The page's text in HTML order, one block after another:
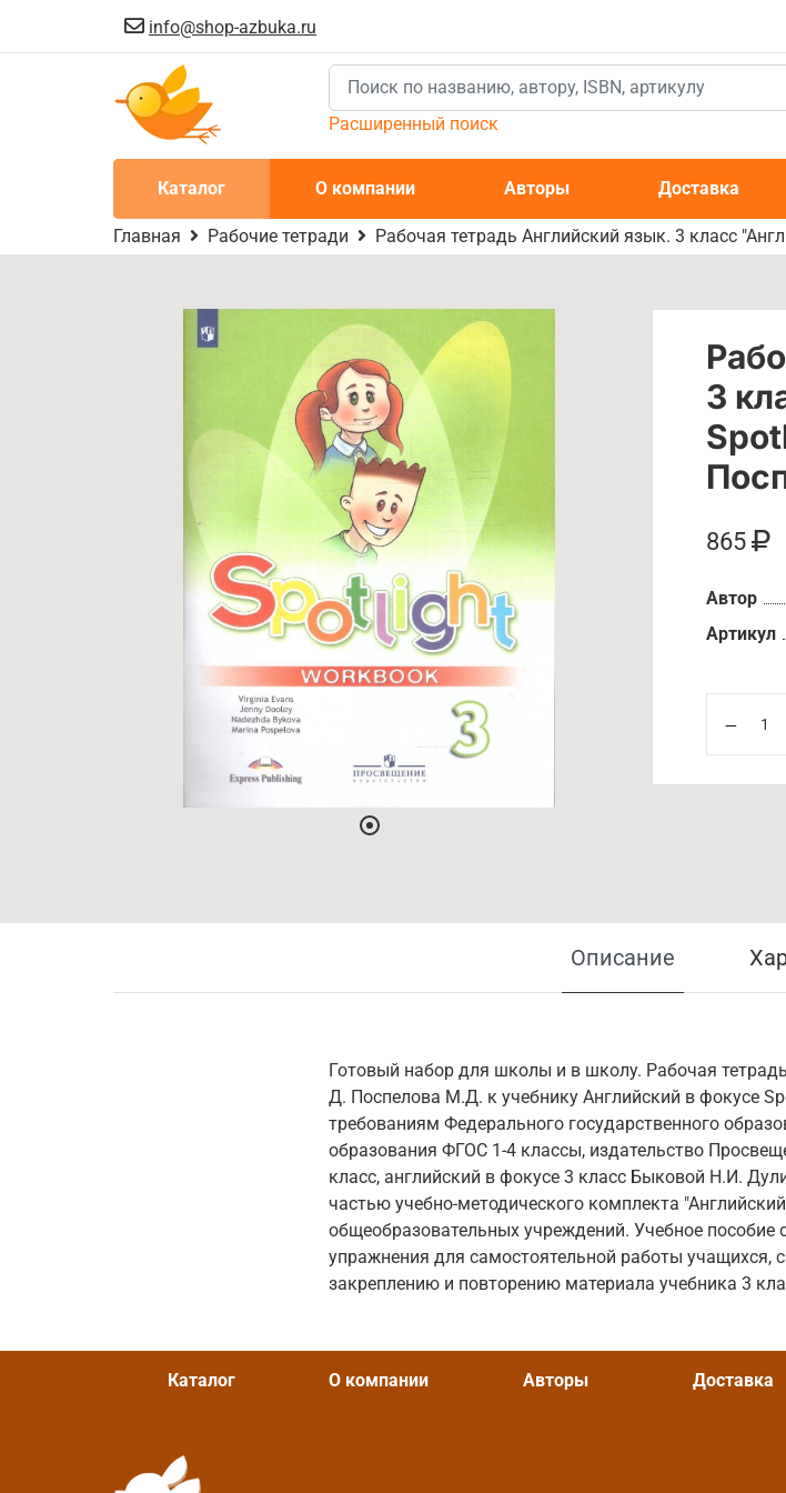
info@shop-azbuka.ru
Расширенный поиск
Каталог О компании Авторы Доставка
Главная Рабочие тетради Рабочая тетрадь Английский язык. 3 класс
3
865
Автор
Артикул
Описание
Готовый набор для школы и в школу. Рабочая
Д. Поспелова М.Д. к учебнику Английский в фокусе
требованиям Федерального государственного
образования ФГОС 1-4 классы, издательство
класс, английский в фокусе 3 класс Быковой Н.И.
частью учебно-методического комплекта
общеобразовательных учреждений. Учебное пособие
упражнения для самостоятельной работы учащихся,
закреплению и повторению материала учебника 3
Каталог О компании Авторы Доставка